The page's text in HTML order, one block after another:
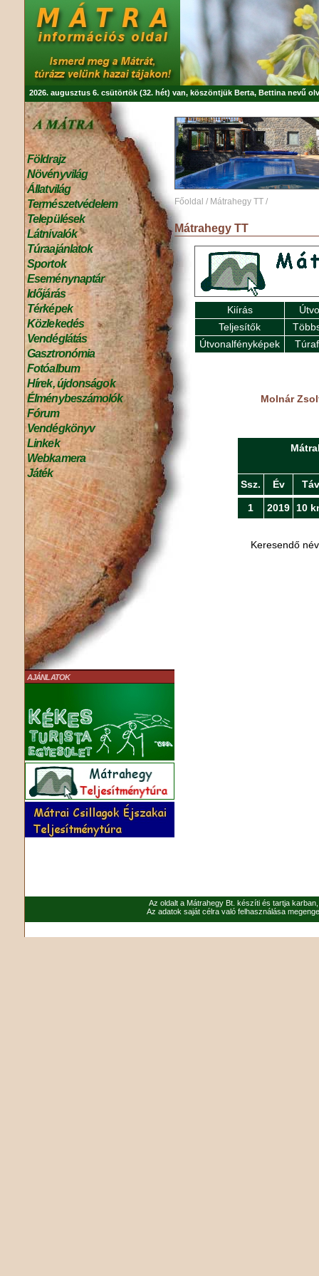
2026. augusztus 6. csütörtök (32. hét) van, köszöntjük Berta, Bettina nevű
Földrajz
Növényvilág
Állatvilág
Természetvédelem
Települések
Látnivalók
Túraajánlatok
Sportok
Eseménynaptár
Időjárás
Térképek
Közlekedés
Vendéglátás
Gasztronómia
Fotóalbum
Hírek, újdonságok
Élménybeszámolók
Fórum
Vendégkönyv
Linkek
Webkamera
Játék
AJÁNLATOK
Főoldal / Mátrahegy TT /
Mátrahegy TT
Kiírás
Teljesítők
Útvonalfényképek
Molnár
Ssz. Év Táv
1 2019 10
Keresendő
Az oldalt a Mátrahegy Bt. készíti és tartja
Az adatok saját célra való felhasználása